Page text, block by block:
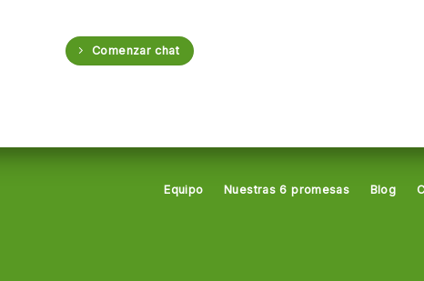
Comenzar chat
Equipo Nuestras 6 promesas Blog